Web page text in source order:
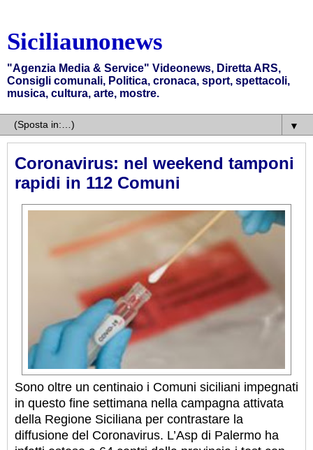
Siciliaunonews
"Agenzia Media & Service" Videonews, Diretta ARS,
Consigli comunali, Politica, cronaca, sport, spettacoli,
musica, cultura, arte, mostre.
▼
Coronavirus: nel weekend tamponi
rapidi in 112 Comuni
Sono oltre un centinaio i Comuni siciliani impegnati
in questo fine settimana nella campagna attivata
della Regione Siciliana per contrastare la
diffusione del Coronavirus. L’Asp di Palermo ha